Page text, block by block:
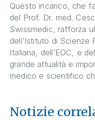
Questo incarico, che
del Prof. Dr. med.
Swissmedic, rafforza
dell’Istituto di Scienze
Italiana, dell’EOC, e
grande attualità e
medico e scientifico
Notizie